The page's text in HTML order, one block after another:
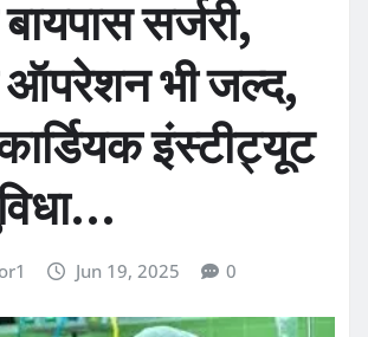
सर्जरी,
ऑपरेशन भी जल्द,
इंस्टीट्यूट
Jun 19, 2025 0